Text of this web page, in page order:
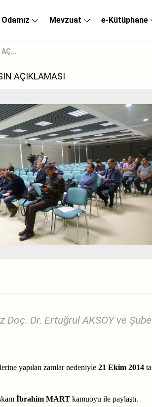
Odamız Mevzuat e-Kütüphane
AÇIKLAMASI
Doç. Dr. Ertuğrul AKSOY ve
yapılan zamlar nedeniyle 21 Ekim 2014
İbrahim MART kamuoyu ile paylaştı.